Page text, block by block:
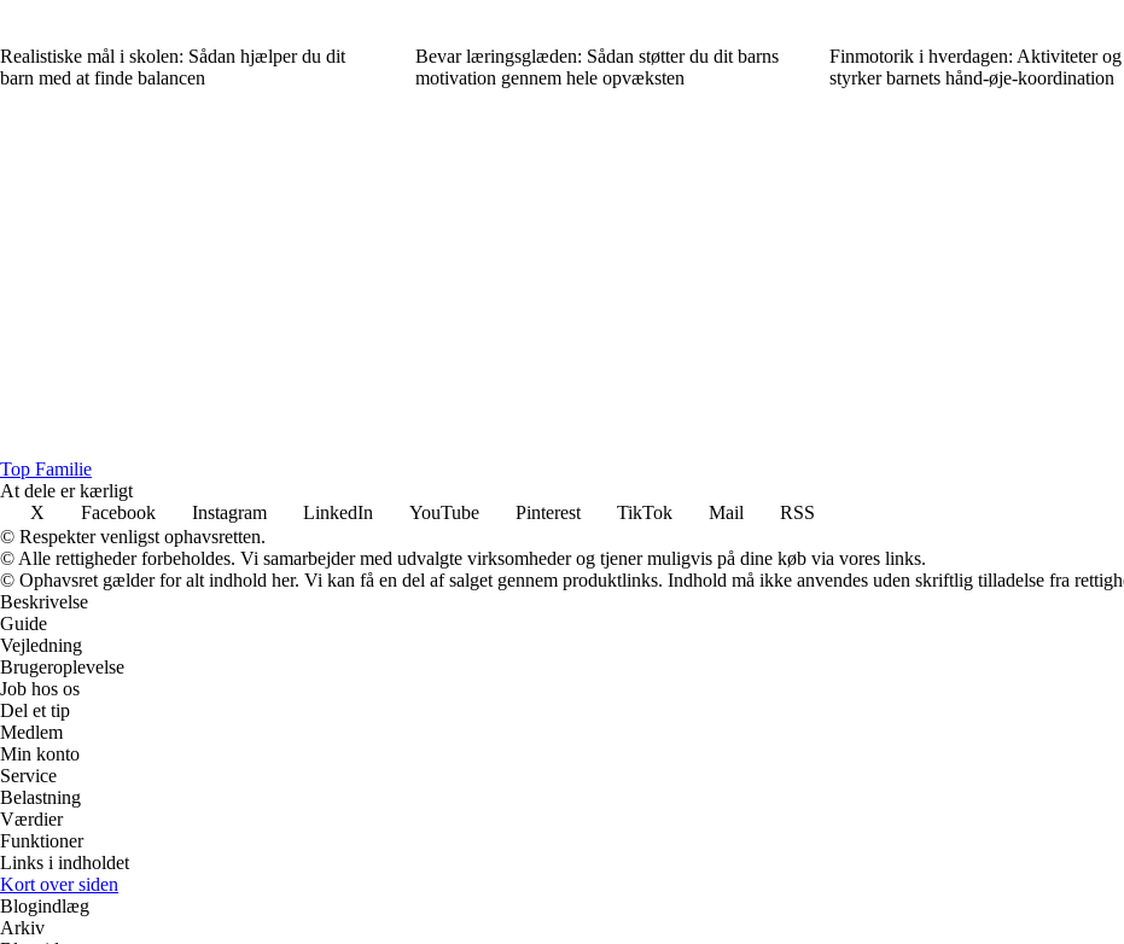
Realistiske mål i skolen: Sådan hjælper du dit
barn med at finde balancen
Bevar læringsglæden: Sådan støtter du dit barns
motivation gennem hele opvæksten
Finmotorik i hverdagen: Aktiviteter og
styrker barnets hånd-øje-koordination
Top Familie
At dele er kærligt
X
Facebook Instagram LinkedIn YouTube Pinterest TikTok Mail
RSS
© Respekter venligst ophavsretten.
© Alle rettigheder forbeholdes. Vi samarbejder med udvalgte virksomheder og tjener muligvis på dine køb via vores links.
© Ophavsret gælder for alt indhold her. Vi kan få en del af salget gennem produktlinks. Indhold må ikke anvendes uden skriftlig tilladelse fra
Beskrivelse
Guide
Vejledning
Brugeroplevelse
Job hos os
Del et tip
Medlem
Min konto
Service
Belastning
Værdier
Funktioner
Links i indholdet
Kort over siden
Blogindlæg
Arkiv